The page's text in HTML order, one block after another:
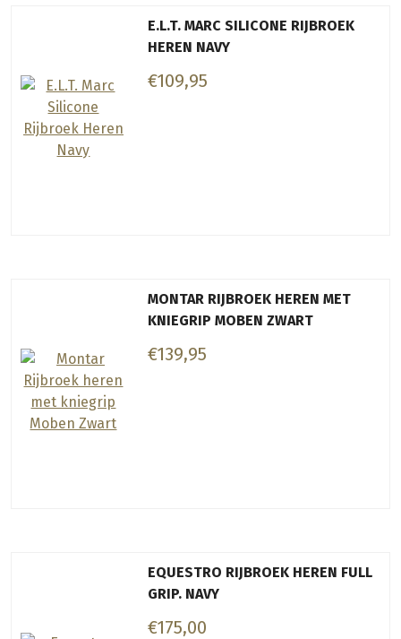
E.L.T. MARC SILICONE RIJBROEK
HEREN NAVY
€109,95
MONTAR RIJBROEK HEREN MET
KNIEGRIP MOBEN ZWART
€139,95
EQUESTRO RIJBROEK HEREN FULL
GRIP. NAVY
€175,00